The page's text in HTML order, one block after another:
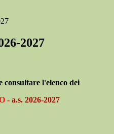
2027
consultare l'elenco dei
- a.s. 2026-2027